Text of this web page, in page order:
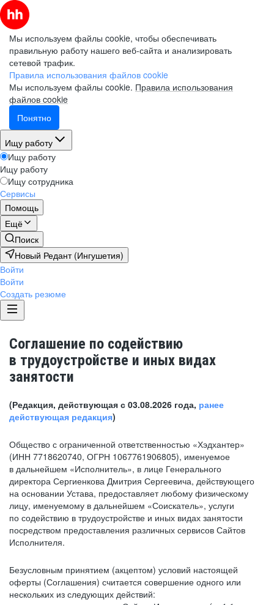
Мы используем файлы cookie, чтобы обеспечивать
правильную работу нашего веб-сайта и анализировать
сетевой трафик.
Правила использования файлов cookie
Мы используем файлы cookie. Правила использования
файлов cookie
Понятно
Ищу работу
Ищу работу
Ищу работу
Ищу сотрудника
Сервисы
Помощь
Ещё
Поиск
Новый Редант (Ингушетия)
Войти
Войти
Создать резюме
Соглашение по содействию
в трудоустройстве и иных видах
занятости
(Редакция, действующая с 03.08.2026 года, ранее
действующая редакция)
Общество с ограниченной ответственностью «Хэдхантер»
(ИНН 7718620740, ОГРН 1067761906805), именуемое
в дальнейшем «Исполнитель», в лице Генерального
директора Сергиенкова Дмитрия Сергеевича, действующего
на основании Устава, предоставляет любому физическому
лицу, именуемому в дальнейшем «Соискатель», услуги
по содействию в трудоустройстве и иных видах занятости
посредством предоставления различных сервисов Сайтов
Исполнителя.
Безусловным принятием (акцептом) условий настоящей
оферты (Соглашения) считается совершение одного или
нескольких из следующих действий: